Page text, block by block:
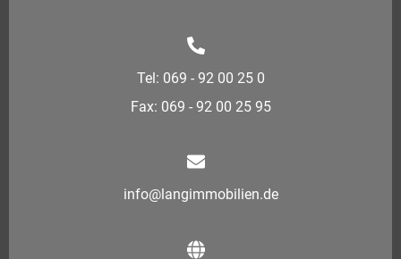
Tel: 069 - 92 00 25 0
Fax: 069 - 92 00 25 95
info@langimmobilien.de